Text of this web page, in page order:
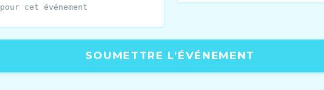
pour cet événement
SOUMETTRE L’ÉVÉNEMENT